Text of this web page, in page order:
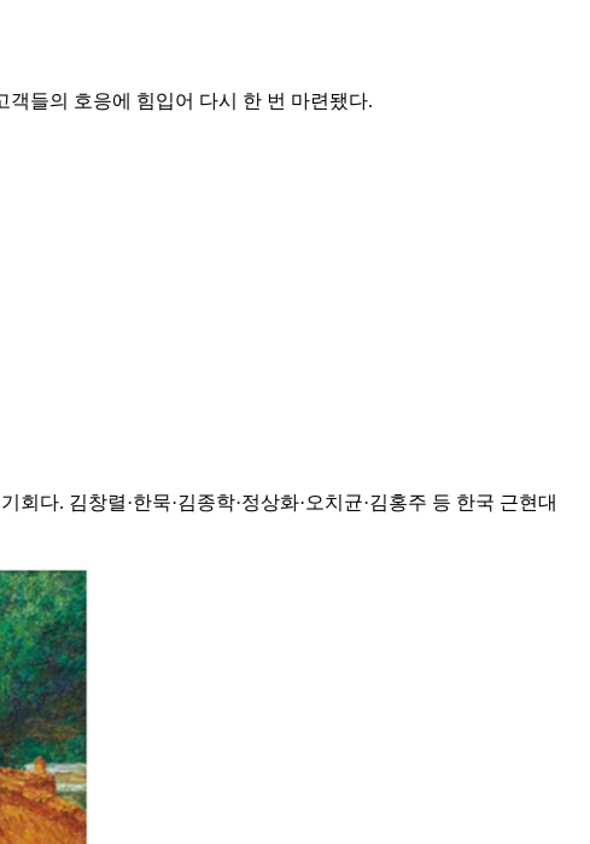
들의 호응에 힘입어 다시 한 번 마련됐다.
다. 김창렬·한묵·김종학·정상화·오치균·김홍주 등 한국 근현대